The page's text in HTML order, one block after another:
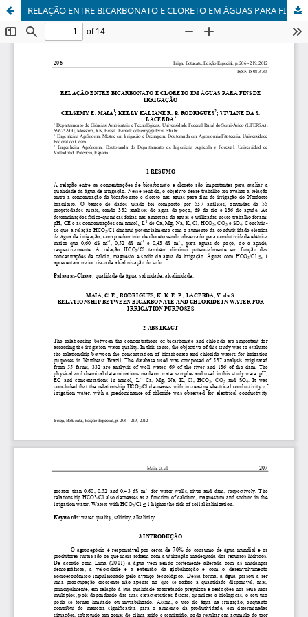
RELAÇÃO ENTRE BICARBONATO E CLORETO EM ÁGUAS PARA FINS DE IRRIGAÇÃO